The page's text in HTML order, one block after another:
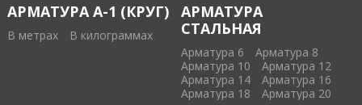
АРМАТУРА А-1 (КРУГ)
В метрах В килограммах
АРМАТУРА
СТАЛЬНАЯ
Арматура 6
Арматура 8
Арматура 10
Арматура 12
Арматура 14
Арматура 16
Арматура 18
Арматура 20